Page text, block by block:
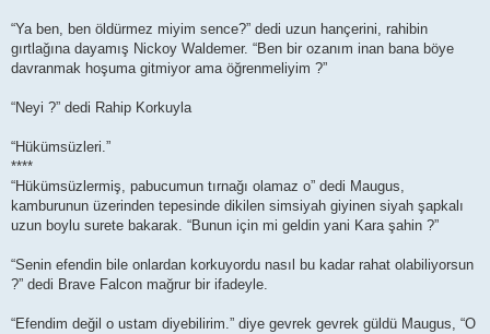
“Ya ben, ben öldürmez miyim sence?” dedi uzun hançerini, rahibin
gırtlağına dayamış Nickoy Waldemer. “Ben bir ozanım inan bana böye
davranmak hoşuma gitmiyor ama öğrenmeliyim ?”
“Neyi ?” dedi Rahip Korkuyla
“Hükümsüzleri.”
****
“Hükümsüzlermiş, pabucumun tırnağı olamaz o” dedi Maugus,
kamburunun üzerinden tepesinde dikilen simsiyah giyinen siyah şapkalı
uzun boylu surete bakarak. “Bunun için mi geldin yani Kara şahin ?”
“Senin efendin bile onlardan korkuyordu nasıl bu kadar rahat olabiliyorsun
?” dedi Brave Falcon mağrur bir ifadeyle.
“Efendim değil o ustam diyebilirim.” diye gevrek gevrek güldü Maugus, “O